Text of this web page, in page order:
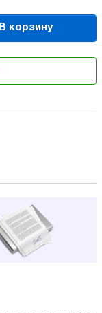
В корзину